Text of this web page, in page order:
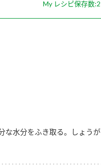
My レシピ保存数
な水分をふき取る。しょう